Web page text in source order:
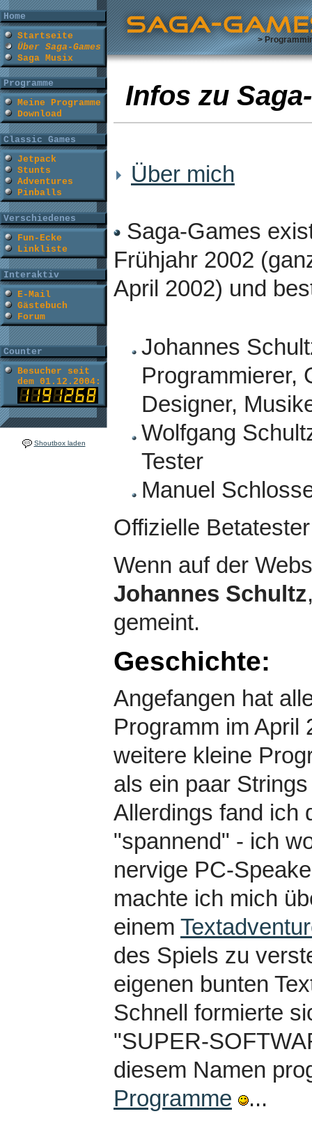
Home
Startseite
Über Saga-Games
Saga Musix
Programme
Meine Programme
Download
Classic Games
Jetpack
Stunts
Adventures
Pinballs
Verschiedenes
Fun-Ecke
Linkliste
Interaktiv
E-Mail
Gästebuch
Forum
Counter
Besucher seit
dem 01.12.2004:
Shoutbox laden
>
Infos zu
Über mich
Saga-Games
Frühjahr 2002
April 2002) und
Johannes
Programmierer,
Designer,
Wolfgang
Tester
Manuel
Offizielle
Wenn auf der
Johannes Schultz
gemeint.
Geschichte:
Angefangen hat
Programm im April
weitere kleine
als ein paar
Allerdings fand ich
"spannend" - ich
nervige PC-
machte ich mich
einem
des Spiels zu
eigenen bunten
Schnell formierte
"SUPER-
diesem Namen
Programme
...